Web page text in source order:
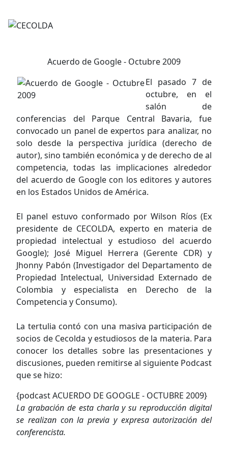
Acuerdo de Google - Octubre 2009
El pasado 7 de
octubre, en el
salón de
conferencias del Parque Central Bavaria, fue
convocado un panel de expertos para analizar, no
solo desde la perspectiva jurídica (derecho de
autor), sino también económica y de derecho de al
competencia, todas las implicaciones alrededor
del acuerdo de Google con los editores y autores
en los Estados Unidos de América.
El panel estuvo conformado por Wilson Ríos (Ex
presidente de CECOLDA, experto en materia de
propiedad intelectual y estudioso del acuerdo
Google); José Miguel Herrera (Gerente CDR) y
Jhonny Pabón (Investigador del Departamento de
Propiedad Intelectual, Universidad Externado de
Colombia y especialista en Derecho de la
Competencia y Consumo).
La tertulia contó con una masiva participación de
socios de Cecolda y estudiosos de la materia. Para
conocer los detalles sobre las presentaciones y
discusiones, pueden remitirse al siguiente Podcast
que se hizo:
{podcast ACUERDO DE GOOGLE - OCTUBRE 2009}
La grabación de esta charla y su reproducción digital
se realizan con la previa y expresa autorización del
conferencista.